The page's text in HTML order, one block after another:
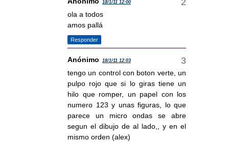
18/1/11 12:00
ola a todos
amos pallá
Responder
Anónimo 18/1/11 12:03
tengo un control con boton verte, un
pulpo rojo que si lo giras tiene un
hilo que romper, un papel con los
numero 123 y unas figuras, lo que
parece un micro ondas se abre
segun el dibujo de al lado,, y en el
mismo orden (alex)